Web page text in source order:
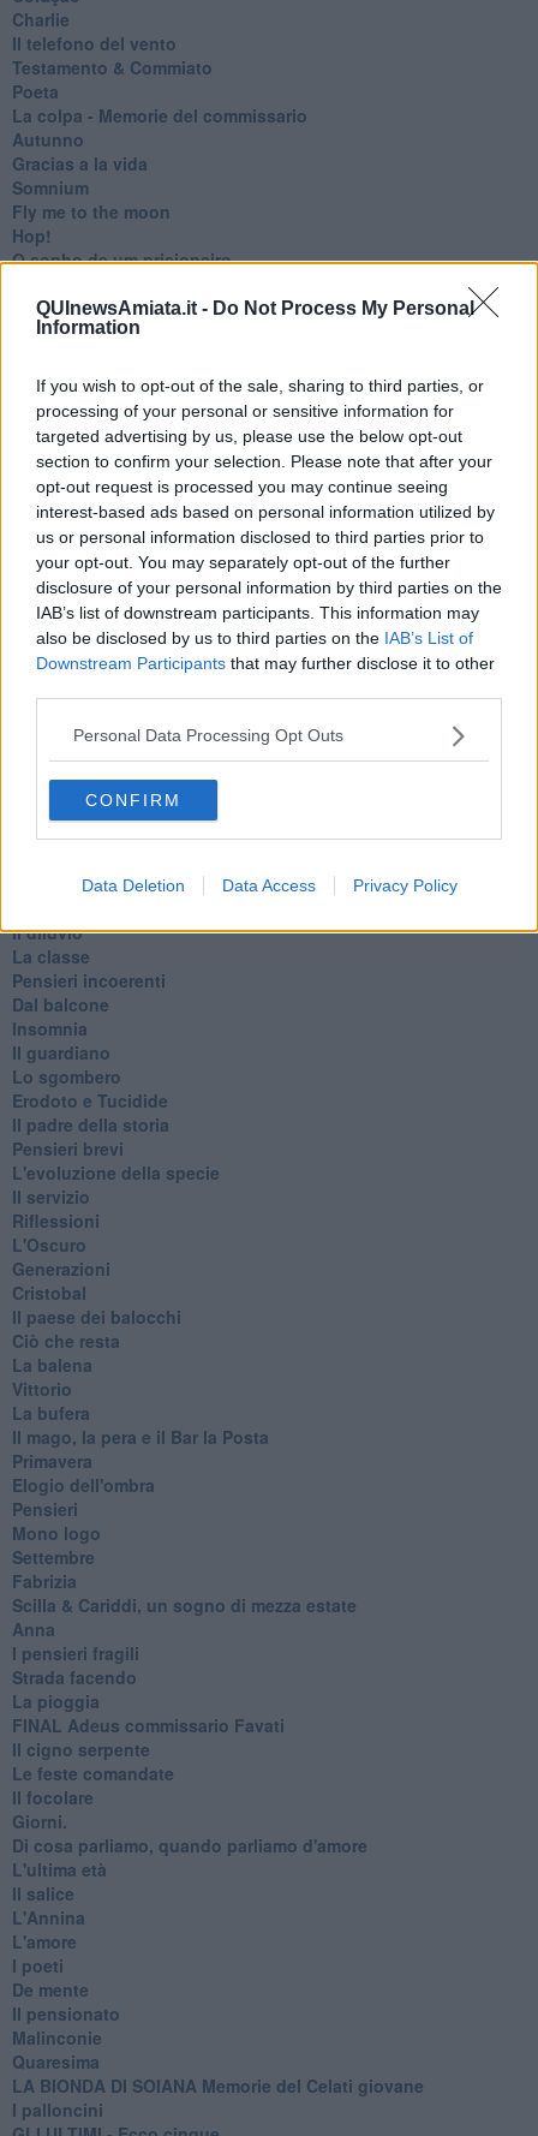
QUInewsAmiata.it - Do Not Process My Personal
Information
If you wish to opt-out of the sale, sharing to third parties, or
processing of your personal or sensitive information for
targeted advertising by us, please use the below opt-out
section to confirm your selection. Please note that after your
opt-out request is processed you may continue seeing
interest-based ads based on personal information utilized by
us or personal information disclosed to third parties prior to
your opt-out. You may separately opt-out of the further
disclosure of your personal information by third parties on the
IAB’s list of downstream participants. This information may
also be disclosed by us to third parties on the IAB’s List of
Downstream Participants that may further disclose it to other
Personal Data Processing Opt Outs
CONFIRM
Data Deletion Data Access Privacy Policy
Charlie
Il telefono del vento
Testamento & Commiato
Poeta
​La colpa - Memorie del commissario
Autunno
Gracias a la vida
Somnium
Fly me to the moon
Hop!
O sonho de um prisioneiro
Sto qui
Scrivi
Pillole
Veglia
​“D” come delitto
Belle lettere
25 Aprile
Todo el bien, todo el mal
Silenzio
Le parole
​L’Australiana
Le stelle del jazz
Vita & morte
Auguri
Continuando, la nonna e il carretto
Metaverso smart
Fiamme
Confessioni autoreferenziali
Il diluvio
La classe
Pensieri incoerenti
Dal balcone
Insomnia
Il guardiano
Lo sgombero
Erodoto e Tucidide
Il padre della storia
Pensieri brevi
L'evoluzione della specie
Il servizio
Riflessioni
L'Oscuro
Generazioni
Cristobal
Il paese dei balocchi
Ciò che resta
La balena
Vittorio
La bufera
Il mago, la pera e il Bar la Posta
Primavera
Elogio dell'ombra
Pensieri
Mono logo
Settembre
Fabrizia
​Scilla & Cariddi, un sogno di mezza estate
Anna
I pensieri fragili
Strada facendo
La pioggia
FINAL Adeus commissario Favati
Il cigno serpente
Le feste comandate
Il focolare
Giorni.
Di cosa parliamo, quando parliamo d'amore
L'ultima età
Il salice
L'Annina
L'amore
I poeti
De mente
Il pensionato
Malinconie
Quaresima
LA BIONDA DI SOIANA Memorie del Celati giovane
I palloncini